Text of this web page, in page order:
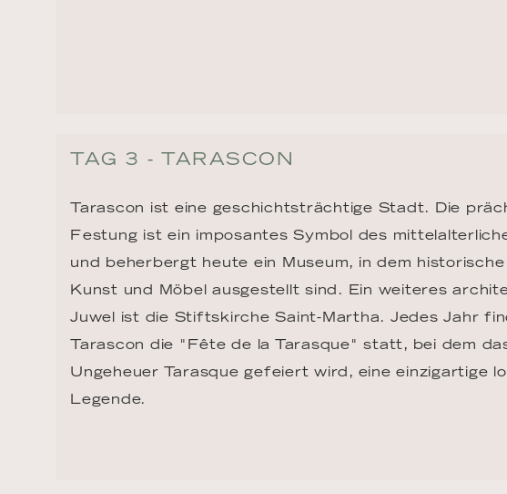
TAG 3 - TARASCON
Tarascon ist eine geschichtsträchtige Stadt. Die
Festung ist ein imposantes Symbol des
und beherbergt heute ein Museum, in dem
Kunst und Möbel ausgestellt sind. Ein weiteres
Juwel ist die Stiftskirche Saint-Martha. Jedes Jahr
Tarascon die "Fête de la Tarasque" statt, bei dem
Ungeheuer Tarasque gefeiert wird, eine einzigartige
Legende.